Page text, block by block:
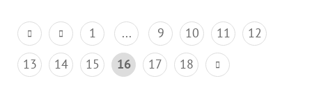
1 ... 9 10 11
12
13
14 15 16 17 18